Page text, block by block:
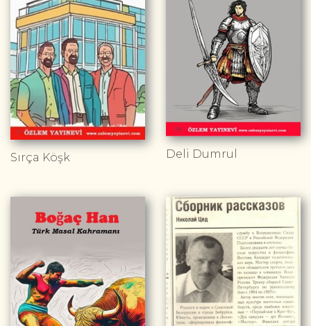
Sırça Köşk Deli Dumrul